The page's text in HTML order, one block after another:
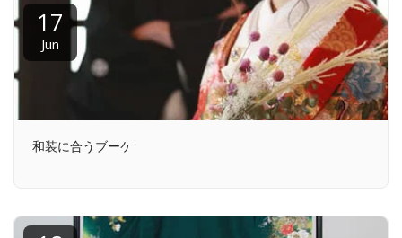
17
Jun
和装に合うブーケ